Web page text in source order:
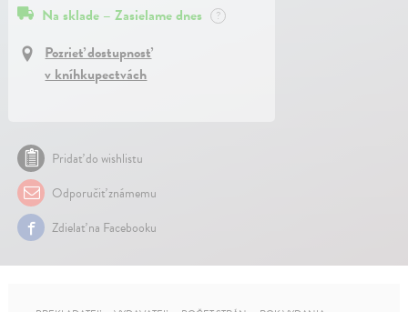
Na sklade – Zasielame dnes ?
Pozrieť dostupnosť
v kníhkupectvách
Pridať do wishlistu
Odporučiť známemu
Zdielať na Facebooku